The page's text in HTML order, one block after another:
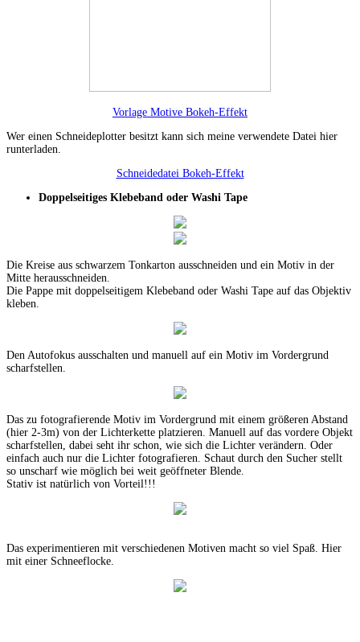
Vorlage Motive Bokeh-Effekt
Wer einen Schneideplotter besitzt kann sich meine verwendete Datei hier
runterladen.
Schneidedatei Bokeh-Effekt
Doppelseitiges Klebeband oder Washi Tape
Die Kreise aus schwarzem Tonkarton ausschneiden und ein Motiv in der
Mitte herausschneiden.
Die Pappe mit doppelseitigem Klebeband oder Washi Tape auf das Objektiv
kleben.
Den Autofokus ausschalten und manuell auf ein Motiv im Vordergrund
scharfstellen.
Das zu fotografierende Motiv im Vordergrund mit einem größeren Abstand
(hier 2-3m) von der Lichterkette platzieren. Manuell auf das vordere Objekt
scharfstellen, dabei seht ihr schon, wie sich die Lichter verändern. Oder
einfach auch nur die Lichter fotografieren. Schaut durch den Sucher stellt
so unscharf wie möglich bei weit geöffneter Blende.
Stativ ist natürlich von Vorteil!!!
Das experimentieren mit verschiedenen Motiven macht so viel Spaß. Hier
mit einer Schneeflocke.